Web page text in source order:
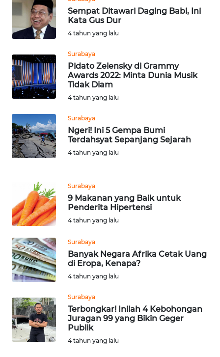
Sempat Ditawari Daging Babi, Ini
Kata Gus Dur
4 tahun yang lalu
Surabaya
Pidato Zelensky di Grammy
Awards 2022: Minta Dunia Musik
Tidak Diam
4 tahun yang lalu
Surabaya
Ngeri! Ini 5 Gempa Bumi
Terdahsyat Sepanjang Sejarah
4 tahun yang lalu
Surabaya
9 Makanan yang Baik untuk
Penderita Hipertensi
4 tahun yang lalu
Surabaya
Banyak Negara Afrika Cetak Uang
di Eropa, Kenapa?
4 tahun yang lalu
Surabaya
Terbongkar! Inilah 4 Kebohongan
Juragan 99 yang Bikin Geger
Publik
4 tahun yang lalu
WN
KALBAR
WN
WN
KALTARA
WN
KALSEL
WN
KALTIM
WN
SULSEL
WN
WN
SULUT
MALUKU
WN
MALUT